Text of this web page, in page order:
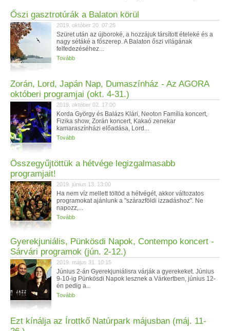
Őszi gasztrotúrák a Balaton körül
2019. október 20. 07:25
Szüret után az újboroké, a hozzájuk társított ételeké és a
nagy sétáké a főszerep. A Balaton őszi világának
felfedezéséhez...
Tovább
Zorán, Lord, Japán Nap, Dumaszínház - Az AGORA
októberi programjai (okt. 4-31.)
2019. október 02. 17:00
Korda György és Balázs Klári, Neoton Família koncert,
Fizika show, Zorán koncert, Kakaó zenekar
kamaraszínházi előadása, Lord...
Tovább
Összegyűjtöttük a hétvége legizgalmasabb
programjait!
2019. június 13. 13:00
Ha nem víz mellett töltöd a hétvégét, akkor változatos
programokat ajánlunk a "szárazföldi izzadáshoz". Ne
napozz,...
Tovább
Gyerekjuniális, Pünkösdi Napok, Contempo koncert -
Sárvári programok (jún. 2-12.)
2019. május 31. 10:15
Június 2-án Gyerekjuniálisra várják a gyerekeket. Június
9-10-ig Pünkösdi Napok lesznek a Várkertben, június 12-
én pedig a...
Tovább
Ezt kínálja az Írottkő Natúrpark májusban (máj. 11-